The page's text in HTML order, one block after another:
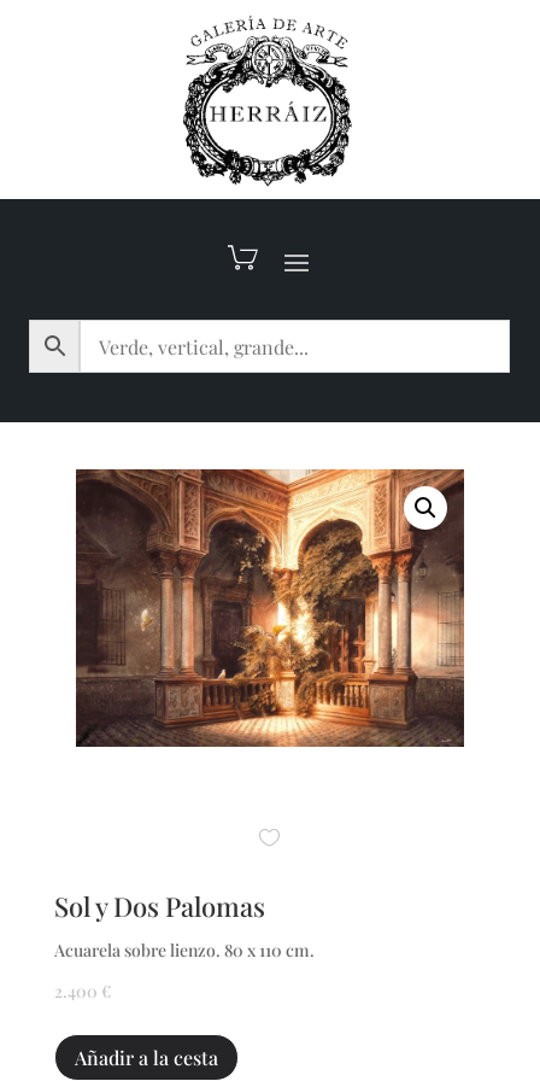
Sol y Dos Palomas
Acuarela sobre lienzo. 80 x 110 cm.
2.400 €
Sol
y
Añadir a la cesta